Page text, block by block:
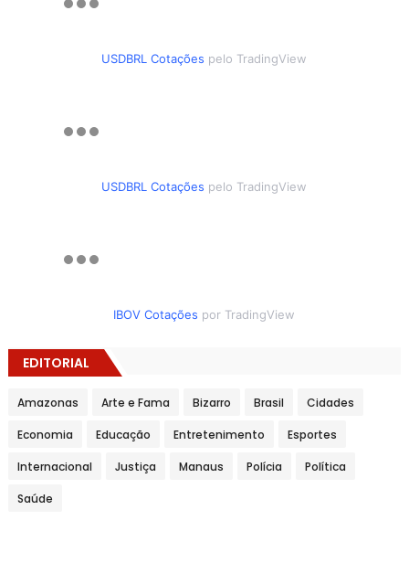
USDBRL Cotações pelo TradingView
USDBRL Cotações pelo TradingView
IBOV Cotações por TradingView
EDITORIAL
Amazonas Arte e Fama Bizarro Brasil Cidades
Economia Educação Entretenimento Esportes
Internacional Justiça Manaus Polícia Política
Saúde